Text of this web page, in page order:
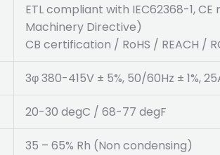
ETL compliant with IEC62368-1,
Machinery Directive)
CB certification / RoHS / REACH /
3φ 380-415V ± 5%, 50/60Hz ± 1%,
20-30 degC / 68-77 degF
35 – 65% Rh (Non condensing)